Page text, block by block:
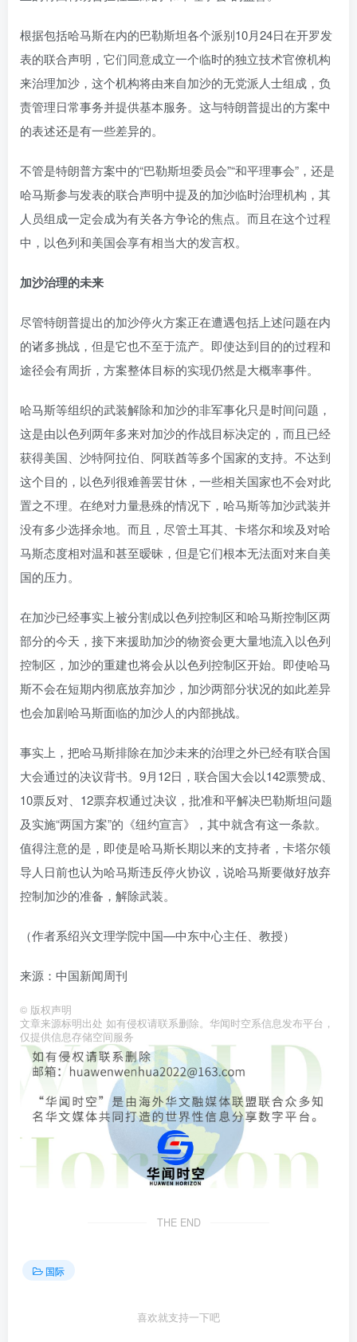
根据包括哈马斯在内的巴勒斯坦各个派别10月24日在开罗发
表的联合声明，它们同意成立一个临时的独立技术官僚机构
来治理加沙，这个机构将由来自加沙的无党派人士组成，负
责管理日常事务并提供基本服务。这与特朗普提出的方案中
的表述还是有一些差异的。
不管是特朗普方案中的“巴勒斯坦委员会”“和平理事会”，还是
哈马斯参与发表的联合声明中提及的加沙临时治理机构，其
人员组成一定会成为有关各方争论的焦点。而且在这个过程
中，以色列和美国会享有相当大的发言权。
加沙治理的未来
尽管特朗普提出的加沙停火方案正在遭遇包括上述问题在内
的诸多挑战，但是它也不至于流产。即使达到目的的过程和
途径会有周折，方案整体目标的实现仍然是大概率事件。
哈马斯等组织的武装解除和加沙的非军事化只是时间问题，
这是由以色列两年多来对加沙的作战目标决定的，而且已经
获得美国、沙特阿拉伯、阿联酋等多个国家的支持。不达到
这个目的，以色列很难善罢甘休，一些相关国家也不会对此
置之不理。在绝对力量悬殊的情况下，哈马斯等加沙武装并
没有多少选择余地。而且，尽管土耳其、卡塔尔和埃及对哈
马斯态度相对温和甚至暧昧，但是它们根本无法面对来自美
国的压力。
在加沙已经事实上被分割成以色列控制区和哈马斯控制区两
部分的今天，接下来援助加沙的物资会更大量地流入以色列
控制区，加沙的重建也将会从以色列控制区开始。即使哈马
斯不会在短期内彻底放弃加沙，加沙两部分状况的如此差异
也会加剧哈马斯面临的加沙人的内部挑战。
事实上，把哈马斯排除在加沙未来的治理之外已经有联合国
大会通过的决议背书。9月12日，联合国大会以142票赞成、
10票反对、12票弃权通过决议，批准和平解决巴勒斯坦问题
及实施“两国方案”的《纽约宣言》，其中就含有这一条款。
值得注意的是，即使是哈马斯长期以来的支持者，卡塔尔领
导人日前也认为哈马斯违反停火协议，说哈马斯要做好放弃
控制加沙的准备，解除武装。
（作者系绍兴文理学院中国—中东中心主任、教授）
来源：中国新闻周刊
© 版权声明
文章来源标明出处 如有侵权请联系删除。华闻时空系信息发布平台，
仅提供信息存储空间服务
THE END
国际
喜欢就支持一下吧